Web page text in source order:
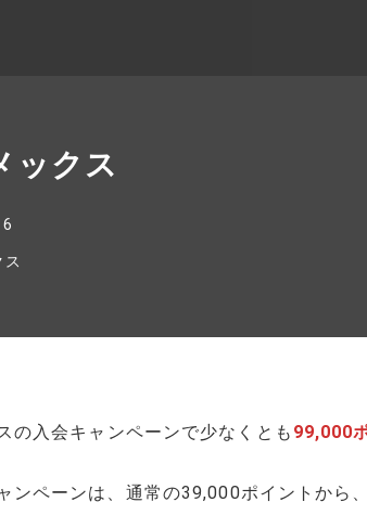
ックス
の入会キャンペーンで少なくとも 99,000
ンペーンは、通常の39,000ポイントから